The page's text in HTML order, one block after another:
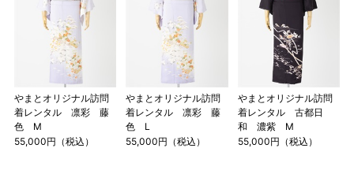
やまとオリジナル訪問
着レンタル 凛彩 藤
色 M
55,000円（税込）
やまとオリジナル訪問
着レンタル 凛彩 藤
色 L
55,000円（税込）
やまとオリジナル訪問
着レンタル 古都日
和 濃紫 M
55,000円（税込）